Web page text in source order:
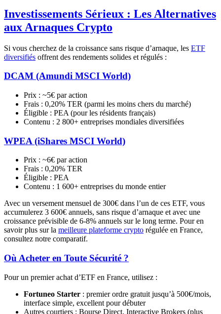
Investissements Sérieux : Les Alternatives
aux Arnaques Crypto
Si vous cherchez de la croissance sans risque d’arnaque, les ETF
diversifiés offrent des rendements solides et régulés :
DCAM (Amundi MSCI World)
Prix : ~5€ par action
Frais : 0,20% TER (parmi les moins chers du marché)
Éligible : PEA (pour les résidents français)
Contenu : 2 800+ entreprises mondiales diversifiées
WPEA (iShares MSCI World)
Prix : ~6€ par action
Frais : 0,20% TER
Éligible : PEA
Contenu : 1 600+ entreprises du monde entier
Avec un versement mensuel de 300€ dans l’un de ces ETF, vous
accumulerez 3 600€ annuels, sans risque d’arnaque et avec une
croissance prévisible de 6-8% annuels sur le long terme. Pour en
savoir plus sur la meilleure plateforme crypto régulée en France,
consultez notre comparatif.
Où Acheter en Toute Sécurité ?
Pour un premier achat d’ETF en France, utilisez :
Fortuneo Starter : premier ordre gratuit jusqu’à 500€/mois,
interface simple, excellent pour débuter
Autres courtiers : Bourse Direct, Interactive Brokers (plus